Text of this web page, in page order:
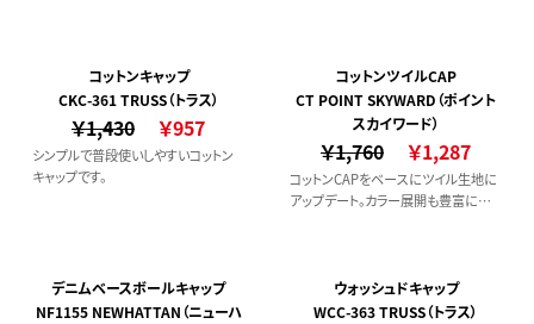
コットンキャップ
CKC-361 TRUSS（トラス）
￥1,430 ￥957
シンプルで普段使いしやすいコットン
キャップです。
コットンツイルCAP
CT POINT SKYWARD（ポイント
スカイワード）
￥1,760 ￥1,287
コットンCAPをベースにツイル生地に
アップデート。カラー展開も豊富にご
デニムベースボールキャップ
NF1155 NEWHATTAN（ニューハ
ウォッシュドキャップ
WCC-363 TRUSS（トラス）